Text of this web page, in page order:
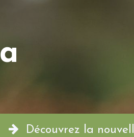
Découvrez la